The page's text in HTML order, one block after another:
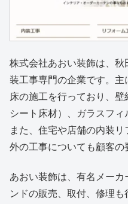
株式会社あおい装飾は、
装工事専門の企業です。主
床の施工を行っており、壁
シート床材）、ガラスフィ
また、住宅や店舗の内装
外の工事についても顧客の
あおい装飾は、有名メー
ンドの販売、取付、修理